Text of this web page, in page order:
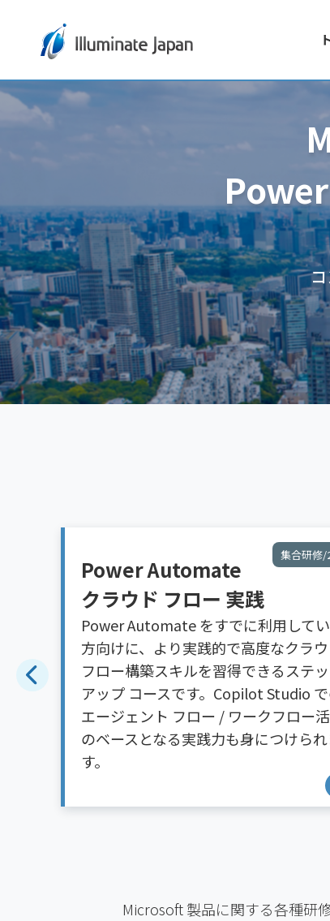
Copilot Studio 活用支援
体験、構築研修、実践ラボ、運用管理
ークショップなど、目的や段階に応
メニューをご用意。活用テーマの整
ら業務プロセス実装、運用管理まで
Microsoft 製品に関する各種研修